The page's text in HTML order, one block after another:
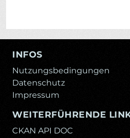
INFOS
Nutzungsbedingungen
Datenschutz
Impressum
WEITERFÜHRENDE
CKAN API DOC